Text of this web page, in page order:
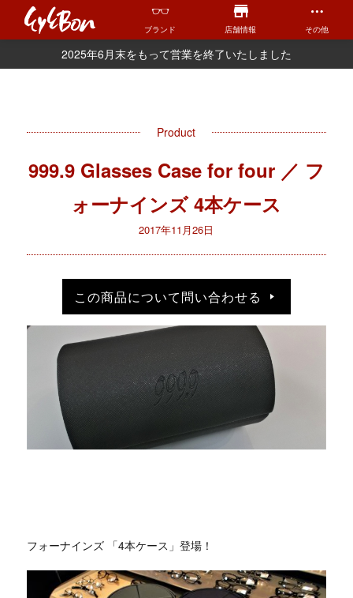
ブランド 店舗情報 その他
2025年6月末をもって営業を終了いたしました
Product
999.9 Glasses Case for four ／ フ
ォーナインズ 4本ケース
2017年11月26日
この商品について問い合わせる
フォーナインズ 「4本ケース」登場！